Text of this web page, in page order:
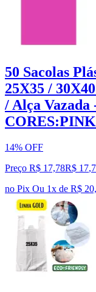
50 Sacolas
25X35 /
/ Alça Vazada
14% OFF
Preço R$ 17,78R$ 17,
no Pix Ou 1x de R$